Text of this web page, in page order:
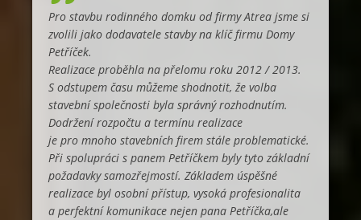
Pro stavbu rodinného domku od firmy Atrea jsme si
zvolili jako dodavatele stavby na klíč firmu Domy
Petříček.
Realizace proběhla na přelomu roku 2012 / 2013.
S odstupem času můžeme shodnotit, že volba
stavební společnosti byla správný rozhodnutím.
Dodržení rozpočtu a termínu realizace
je pro mnoho stavebních firem stále problematické.
Při spolupráci s panem Petříčkem byly tyto základní
požadavky samozřejmostí. Základem úspěšné
realizace byl osobní přístup, vysoká profesionalita
a perfektní komunikace nejen pana Petříčka,ale